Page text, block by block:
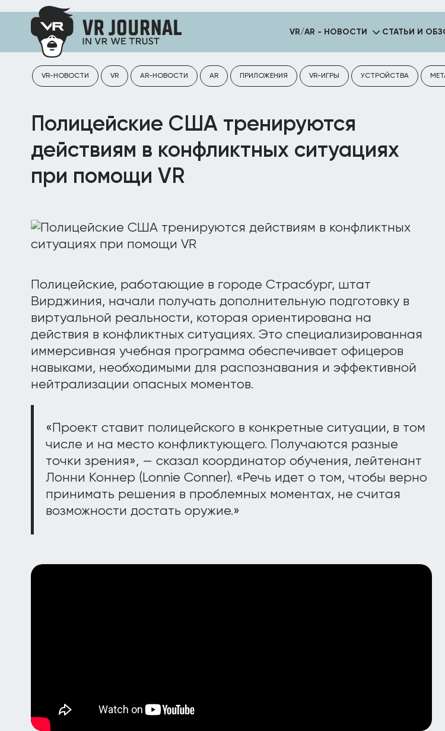
VR/AR - НОВОСТИ СТАТЬИ И
VR-НОВОСТИ VR AR-НОВОСТИ AR ПРИЛОЖЕНИЯ VR-ИГРЫ УСТРОЙСТВА
Полицейские США тренируются
действиям в конфликтных ситуациях
при помощи VR
Полицейские, работающие в городе Страсбург, штат
Вирджиния, начали получать дополнительную подготовку в
виртуальной реальности, которая ориентирована на
действия в конфликтных ситуациях. Это специализированная
иммерсивная учебная программа обеспечивает офицеров
навыками, необходимыми для распознавания и эффективной
нейтрализации опасных моментов.
«Проект ставит полицейского в конкретные ситуации, в том
числе и на место конфликтующего. Получаются разные
точки зрения», — сказал координатор обучения, лейтенант
Лонни Коннер (Lonnie Conner). «Речь идет о том, чтобы верно
принимать решения в проблемных моментах, не считая
возможности достать оружие.»